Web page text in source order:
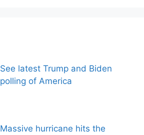
See latest Trump and Biden
polling of America
Massive hurricane hits the